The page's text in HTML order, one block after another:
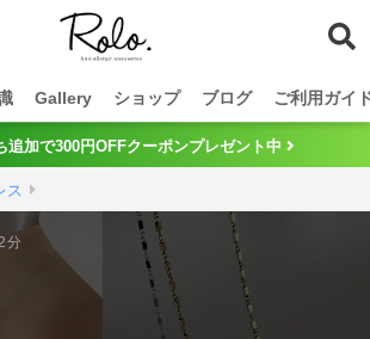
Gallery ショップ ブログ ご利用ガイ
追加で300円OFFクーポンプレゼント中
ス
分